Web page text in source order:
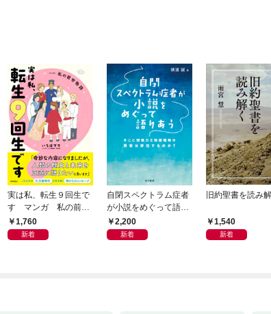
実は私、転生９回生で
す マンガ 私の前世
物語1,760
新着
自閉スペクトラム症者
が小説をめぐって語り
あう2,200
新着
旧約聖書を読み
1,540
新着